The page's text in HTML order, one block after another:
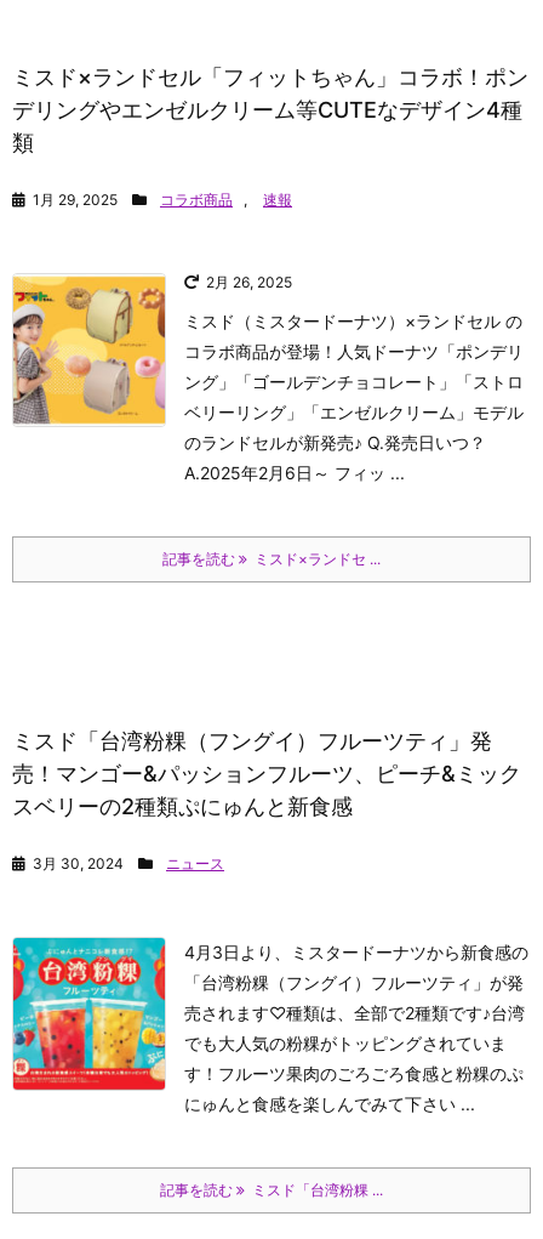
ミスド×ランドセル「フィットちゃん」コラボ！ポン
デリングやエンゼルクリーム等CUTEなデザイン4種
類
1月 29, 2025 コラボ商品 , 速報
2月 26, 2025
ミスド（ミスタードーナツ）×ランドセル の
コラボ商品が登場！人気ドーナツ「ポンデリ
ング」「ゴールデンチョコレート」「ストロ
ベリーリング」「エンゼルクリーム」モデル
のランドセルが新発売♪ Q.発売日いつ？
A.2025年2月6日～ フィッ ...
記事を読む ミスド×ランドセ ...
ミスド「台湾粉粿（フングイ）フルーツティ」発
売！マンゴー&パッションフルーツ、ピーチ&ミック
スベリーの2種類ぷにゅんと新食感
3月 30, 2024 ニュース
4月3日より、ミスタードーナツから新食感の
「台湾粉粿（フングイ）フルーツティ」が発
売されます♡種類は、全部で2種類です♪台湾
でも大人気の粉粿がトッピングされていま
す！フルーツ果肉のごろごろ食感と粉粿のぷ
にゅんと食感を楽しんでみて下さい ...
記事を読む ミスド「台湾粉粿 ...